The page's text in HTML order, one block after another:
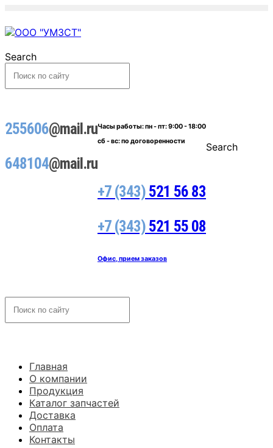
Search
255606@mail.ru
648104@mail.ru
Часы работы:пн - пт: 9:00 - 18:00
сб - вс: по договоренности
+7 (343) 521 56 83
+7 (343) 521 55 08
Офис, прием заказов
Search
Главная
О компании
Продукция
Каталог запчастей
Доставка
Оплата
Контакты